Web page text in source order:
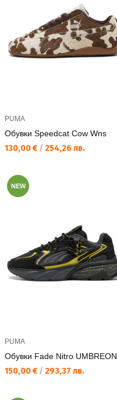
PUMA
Обувки Speedcat Cow Wns
Текуща цена:
130,00 € / 254,26 лв.
NEW
PUMA
Обувки Fade Nitro UMBREON
Текуща цена:
150,00 € / 293,37 лв.